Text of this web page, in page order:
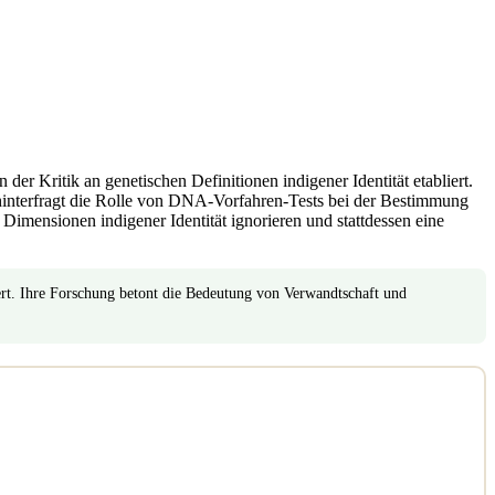
der Kritik an genetischen Definitionen indigener Identität etabliert.
die Rolle von DNA-Vorfahren-Tests bei der Bestimmung
indigener Identität ignorieren und stattdessen eine
Ihre Forschung betont die Bedeutung von Verwandtschaft und